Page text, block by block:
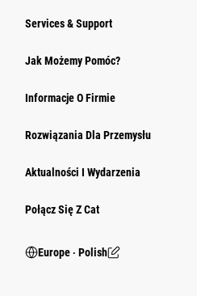
Services & Support
Jak Możemy Pomóc?
Informacje O Firmie
Rozwiązania Dla Przemysłu
Aktualności I Wydarzenia
Połącz Się Z Cat
Europe ‧ Polish